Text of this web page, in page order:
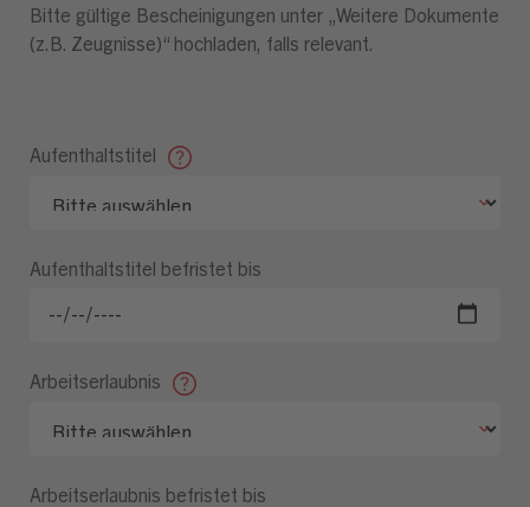
Bitte gültige Bescheinigungen unter „Weitere Dokumente
(z.B. Zeugnisse)“ hochladen, falls relevant.
Aufenthaltstitel
Aufenthaltstitel befristet bis
Arbeitserlaubnis
Arbeitserlaubnis befristet bis